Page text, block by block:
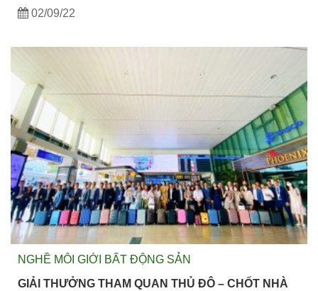
02/09/22
NGHỀ MÔI GIỚI BẤT ĐỘNG SẢN
GIẢI THƯỞNG THAM QUAN THỦ ĐÔ – CHỐT NHÀ